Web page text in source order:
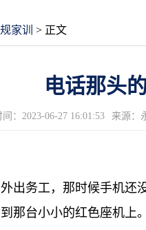
家训 > 正文
电话那头
：2023-06-27 16:01:53 来源：
务工，那时候手机还
那台小小的红色座机